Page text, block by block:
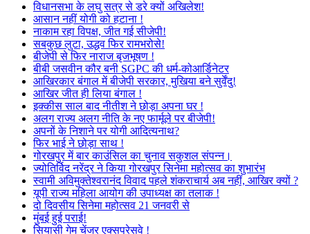
विधानसभा के लघु सत्र से डरे क्यों अखिलेश!
आसान नहीं योगी को हटाना !
नाकाम रहा विपक्ष, जीत गई सीजेपी!
सबकुछ लुटा, उद्धव फिर रामभरोसे!
बीजेपी से फिर नाराज बृजभूषण !
बीबी जसवीन कौर बनी SGPC की धर्म-कोआर्डिनेटर
आखिरकार बंगाल में बीजेपी सरकार, मुखिया बने सुर्वेंदु!
आखिर जीत ही लिया बंगाल !
इक्कीस साल बाद नीतीश ने छोड़ा अपना घर !
अलग राज्य अलग नीति के नए फार्मूले पर बीजेपी!
अपनों के निशाने पर योगी आदित्यनाथ?
फिर भाई ने छोड़ा साथ !
गोरखपुर में बार काउंसिल का चुनाव सकुशल संपन्न।
ज्योतिर्विद नरेंद्र ने किया गोरखपुर सिनेमा महोत्सव का शुभारंभ
स्वामी अविमुक्तेश्वरानंद विवाद पहले शंकराचार्य अब नहीं, आखिर क्यों ?
यूपी राज्य महिला आयोग की उपाध्यक्ष का तलाक !
दो दिवसीय सिनेमा महोत्सव 21 जनवरी से
मुंबई हुई पराई!
सियासी गेम चेंजर एक्सप्रेसवे !